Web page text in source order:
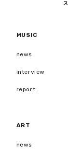
MUSIC
news
interview
report
ART
news